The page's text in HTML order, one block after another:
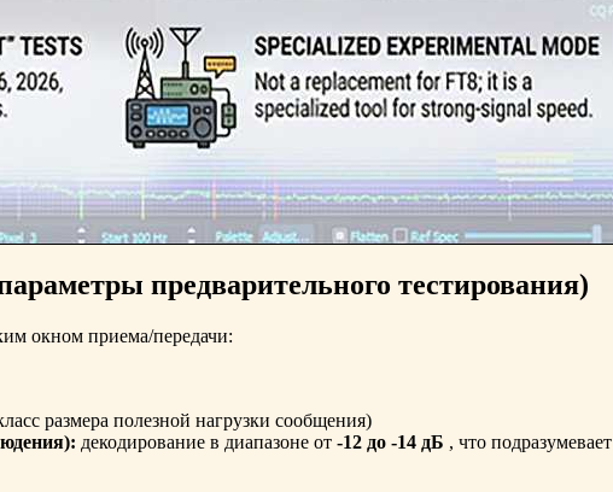
предварительного тестирования)
окном приема/передачи:
размера полезной нагрузки сообщения)
декодирование в диапазоне от -12 до -14 дБ , что подразумевает